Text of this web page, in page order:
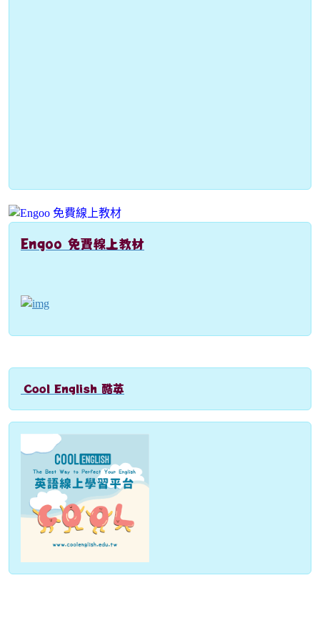
Engoo 免費線上教材
Cool English 酷英